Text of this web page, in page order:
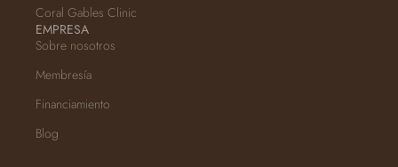
Coral Gables Clinic
EMPRESA
Sobre nosotros
Membresía
Financiamiento
Blog